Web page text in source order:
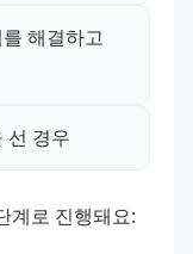
해결하고
선 경우
계로 진행돼요: